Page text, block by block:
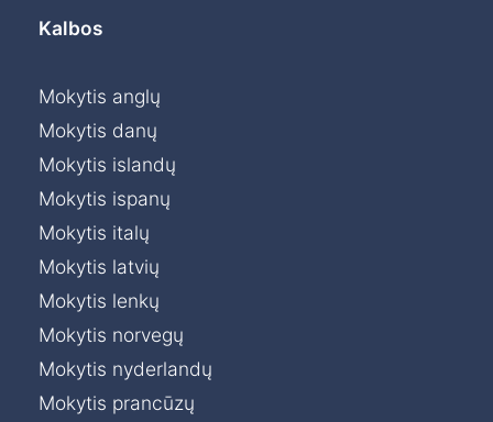
Kalbos
Mokytis anglų
Mokytis danų
Mokytis islandų
Mokytis ispanų
Mokytis italų
Mokytis latvių
Mokytis lenkų
Mokytis norvegų
Mokytis nyderlandų
Mokytis prancūzų